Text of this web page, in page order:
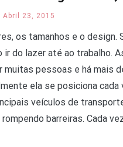
Abril 23, 2015
os tamanhos e o design.
ir do lazer até ao trabalho.
muitas pessoas e há mais
ela se posiciona cada
veículos de
barreiras. Cada